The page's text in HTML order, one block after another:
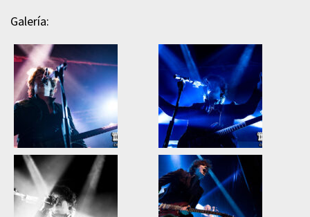
Galería: